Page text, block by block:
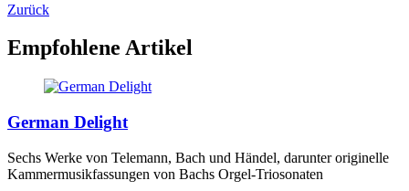
Zurück
Empfohlene Artikel
German Delight
Sechs Werke von Telemann, Bach und Händel, darunter originelle
Kammermusikfassungen von Bachs Orgel-Triosonaten